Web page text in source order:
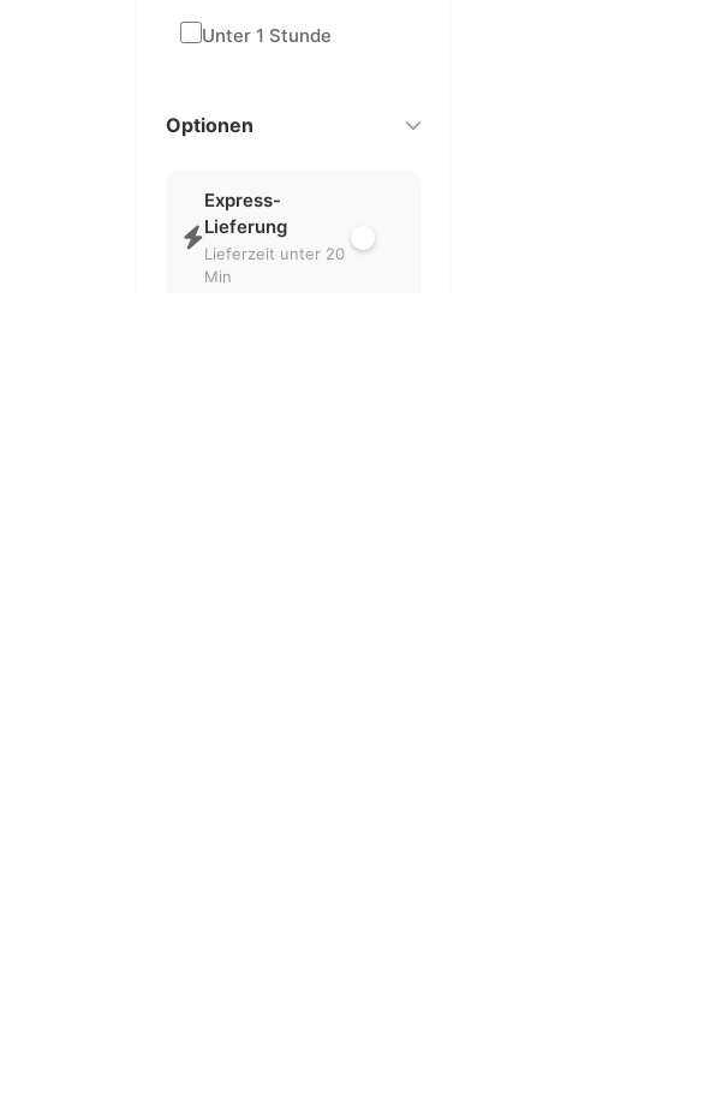
Unter 1 Stunde
Optionen
Express-
Lieferung
Lieferzeit unter 20
Min